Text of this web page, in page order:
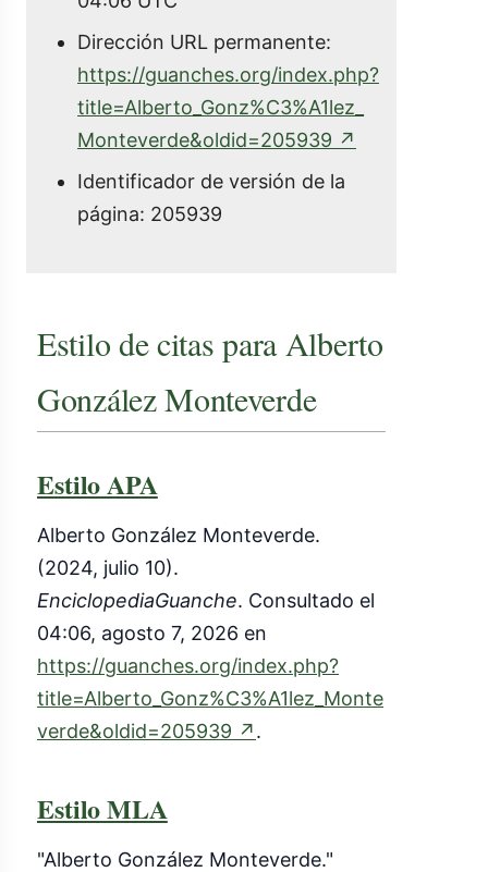
Dirección URL permanente:
https://guanches.org/index.php?
title=Alberto_Gonz%C3%A1lez_
Monteverde&oldid=205939 ↗
Identificador de versión de la
página: 205939
Estilo de citas para Alberto
González Monteverde
Estilo APA
Alberto González Monteverde.
(2024, julio 10).
EnciclopediaGuanche. Consultado el
04:06, agosto 7, 2026 en
https://guanches.org/index.php?
title=Alberto_Gonz%C3%A1lez_Monte
verde&oldid=205939 ↗.
Estilo MLA
"Alberto González Monteverde."